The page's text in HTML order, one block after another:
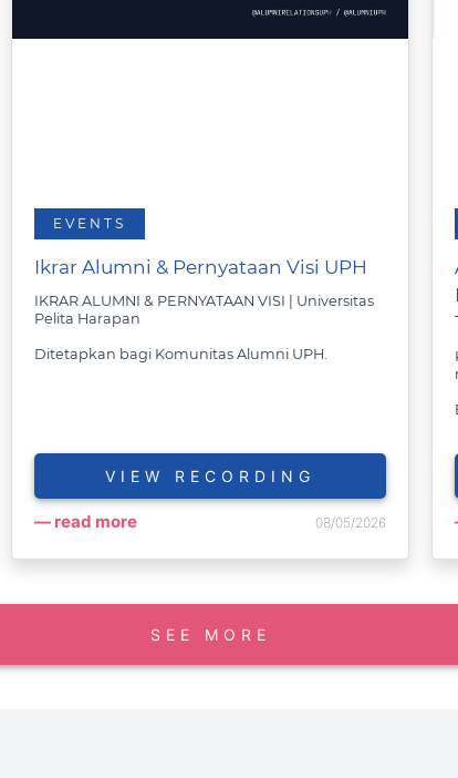
EVENTS
Ikrar Alumni & Pernyataan Visi UPH
IKRAR ALUMNI & PERNYATAAN VISI | Universitas
Pelita Harapan
VIEW RECORDING
read more 08/05/2026
SEE MORE